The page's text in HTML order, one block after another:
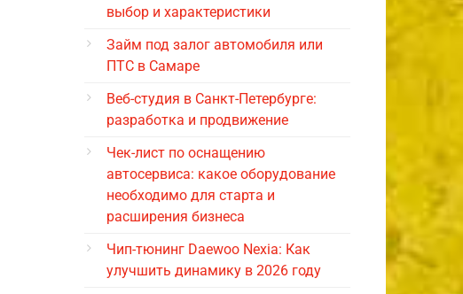
выбор и характеристики
Займ под залог автомобиля или
ПТС в Самаре
Веб-студия в Санкт-Петербурге:
разработка и продвижение
Чек-лист по оснащению
автосервиса: какое оборудование
необходимо для старта и
расширения бизнеса
Чип-тюнинг Daewoo Nexia: Как
улучшить динамику в 2026 году